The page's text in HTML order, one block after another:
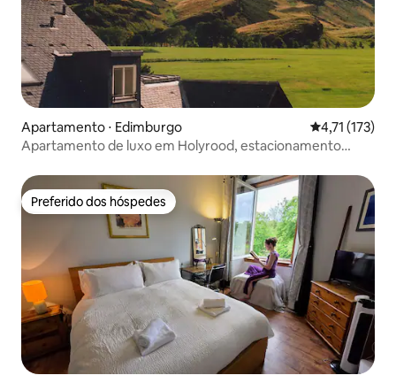
Apartamento ⋅ Edimburgo 4,71 de uma
4,71 (173)
Apartamento de luxo em Holyrood, estacionamento
Preferido dos hóspedes
Preferido dos hóspedes